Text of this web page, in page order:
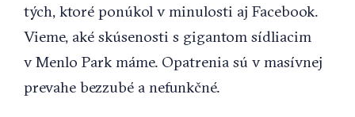
tých, ktoré ponúkol v minulosti aj Facebook.
Vieme, aké skúsenosti s gigantom sídliacim
v Menlo Park máme. Opatrenia sú v masívnej
prevahe bezzubé a nefunkčné.